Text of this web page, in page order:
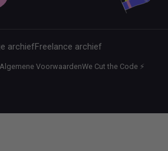
archiefFreelance archief
Algemene VoorwaardenWe Cut the Code ⚡️